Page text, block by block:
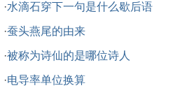
·水滴石穿下一句是什么歇后语
·蚕头燕尾的由来
·被称为诗仙的是哪位诗人
·电导率单位换算